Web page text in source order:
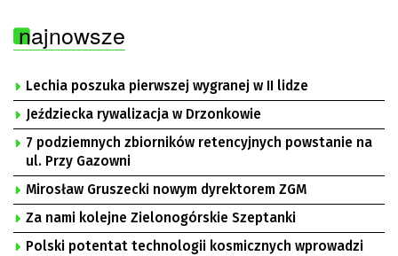
najnowsze
Lechia poszuka pierwszej wygranej w II lidze
Jeździecka rywalizacja w Drzonkowie
7 podziemnych zbiorników retencyjnych powstanie na
ul. Przy Gazowni
Mirosław Gruszecki nowym dyrektorem ZGM
Za nami kolejne Zielonogórskie Szeptanki
Polski potentat technologii kosmicznych wprowadzi